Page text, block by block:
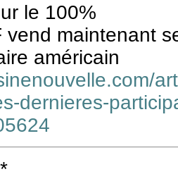
le 100%
vend maintenant
américain
dernieres-